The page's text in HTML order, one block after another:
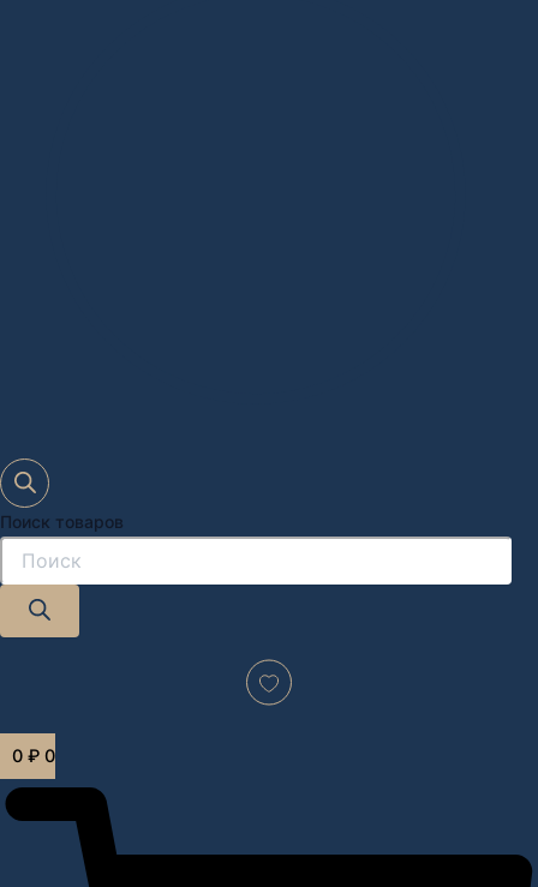
Поиск товаров
0 ₽ 0
Дизайн-проект "под ключ" в Москве